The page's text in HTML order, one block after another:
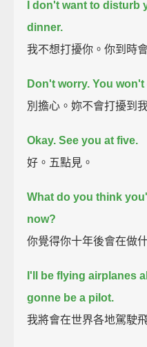
I don't want to disturb
dinner.
我不想打擾你。你到時
Don't worry. You
別擔心。妳不會打擾到
Okay. See you at five.
好。五點見。
What do you think
now?
你覺得你十年後會在做
I'll be flying airplanes
gonne be a pilot.
我將會在世界各地駕駛